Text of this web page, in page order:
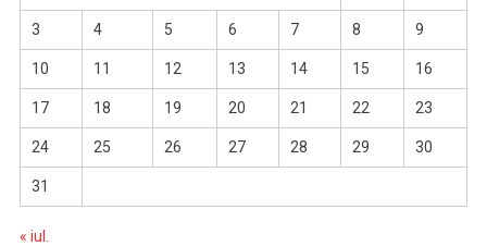
3 4 5 6 7 8 9
10 11 12 13 14 15 16
17 18 19 20 21 22 23
24 25 26 27 28 29 30
31
« iul.